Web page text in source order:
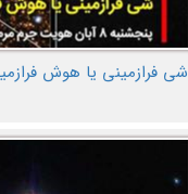
شی فرازمینی یا هوش